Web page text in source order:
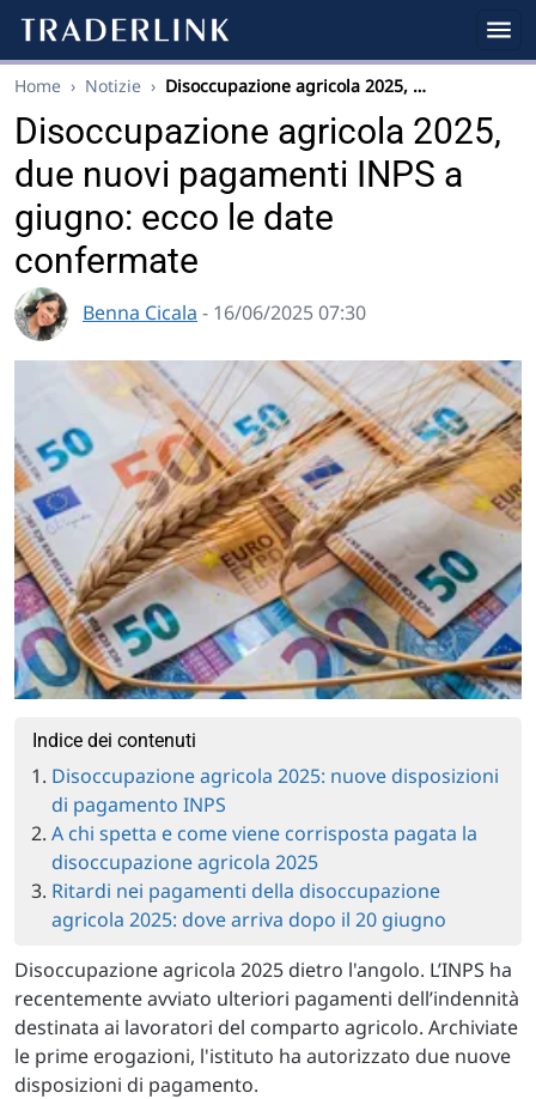
Home › Notizie › Disoccupazione agricola 2025, …
Disoccupazione agricola 2025,
due nuovi pagamenti INPS a
giugno: ecco le date
confermate
Benna Cicala - 16/06/2025 07:30
Indice dei contenuti
Disoccupazione agricola 2025: nuove disposizioni
di pagamento INPS
A chi spetta e come viene corrisposta pagata la
disoccupazione agricola 2025
Ritardi nei pagamenti della disoccupazione
agricola 2025: dove arriva dopo il 20 giugno
Disoccupazione agricola 2025 dietro l'angolo. L’INPS ha
recentemente avviato ulteriori pagamenti dell’indennità
destinata ai lavoratori del comparto agricolo. Archiviate
le prime erogazioni, l'istituto ha autorizzato due nuove
disposizioni di pagamento.